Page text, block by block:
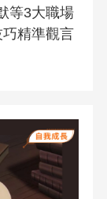
等3大職場
精準觀言